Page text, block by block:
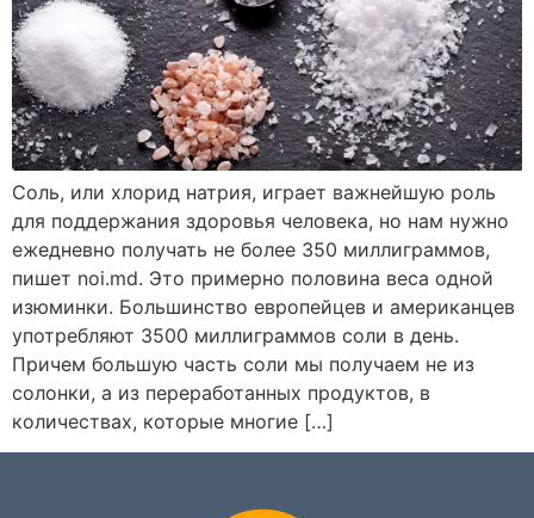
Соль, или хлорид натрия, играет важнейшую роль
для поддержания здоровья человека, но нам нужно
ежедневно получать не более 350 миллиграммов,
пишет noi.md. Это примерно половина веса одной
изюминки. Большинство европейцев и американцев
употребляют 3500 миллиграммов соли в день.
Причем большую часть соли мы получаем не из
солонки, а из переработанных продуктов, в
количествах, которые многие […]